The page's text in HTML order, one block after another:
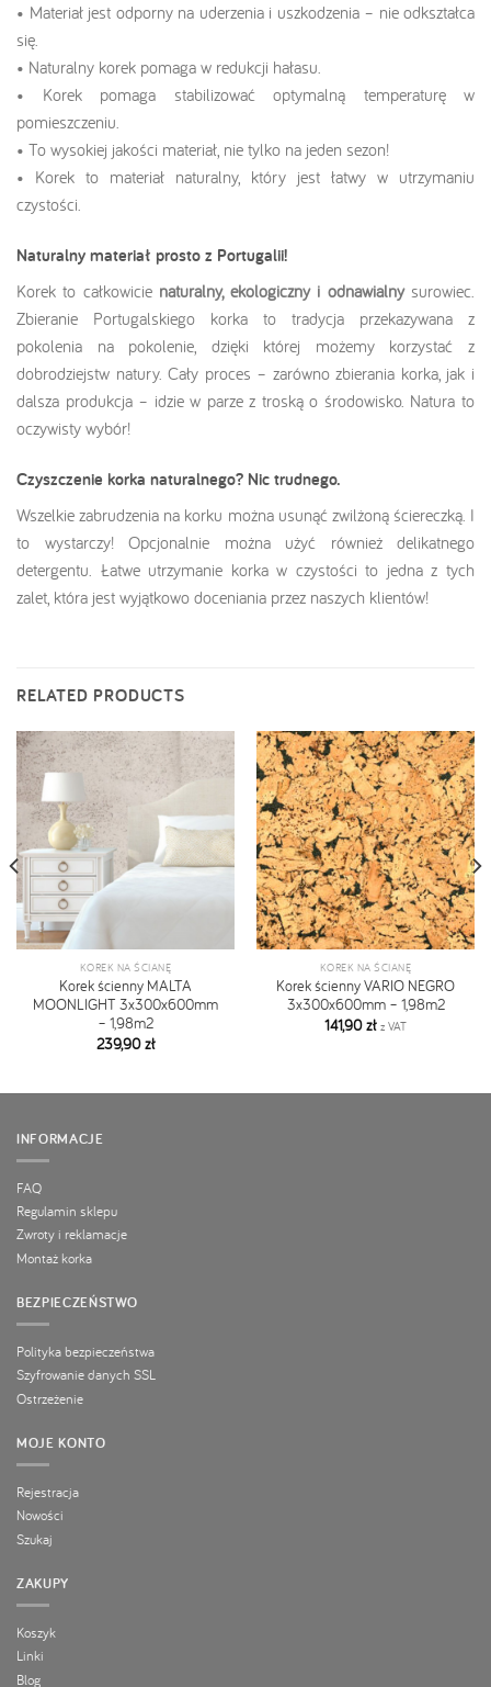
• Materiał jest odporny na uderzenia i uszkodzenia – nie odkształca
się.
• Naturalny korek pomaga w redukcji hałasu.
• Korek pomaga stabilizować optymalną temperaturę w
pomieszczeniu.
• To wysokiej jakości materiał, nie tylko na jeden sezon!
• Korek to materiał naturalny, który jest łatwy w utrzymaniu
czystości.
Naturalny materiał prosto z Portugalii!
Korek to całkowicie naturalny, ekologiczny i odnawialny surowiec.
Zbieranie Portugalskiego korka to tradycja przekazywana z
pokolenia na pokolenie, dzięki której możemy korzystać z
dobrodziejstw natury. Cały proces – zarówno zbierania korka, jak i
dalsza produkcja – idzie w parze z troską o środowisko. Natura to
oczywisty wybór!
Czyszczenie korka naturalnego? Nic trudnego.
Wszelkie zabrudzenia na korku można usunąć zwilżoną ściereczką. I
to wystarczy! Opcjonalnie można użyć również delikatnego
detergentu. Łatwe utrzymanie korka w czystości to jedna z tych
zalet, która jest wyjątkowo doceniania przez naszych klientów!
RELATED PRODUCTS
KOREK NA ŚCIANĘ
Korek ścienny MALTA
MOONLIGHT 3x300x600mm
– 1,98m2
239,90zł
KOREK NA ŚCIANĘ
Korek ścienny VARIO NEGRO
3x300x600mm – 1,98m2
141,90zł z VAT
INFORMACJE
FAQ
Regulamin sklepu
Zwroty i reklamacje
Montaż korka
BEZPIECZEŃSTWO
Polityka bezpieczeństwa
Szyfrowanie danych SSL
Ostrzeżenie
MOJE KONTO
Rejestracja
Nowości
Szukaj
ZAKUPY
Koszyk
Linki
Blog